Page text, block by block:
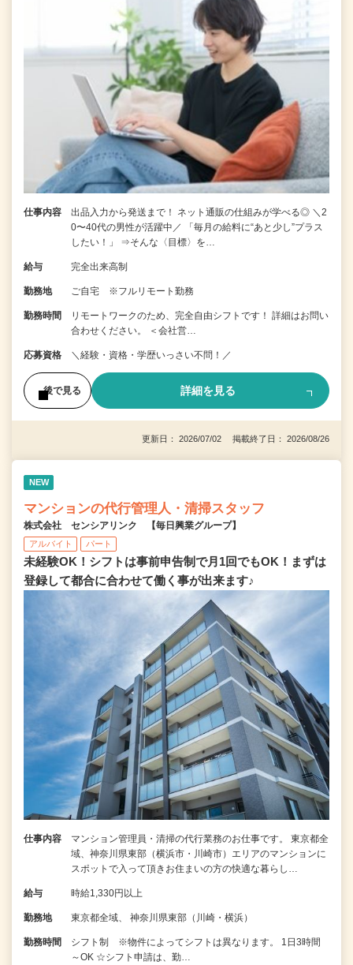
仕事内容
出品入力から発送まで！ ネット通販の仕組みが学べる◎ ＼2
0〜40代の男性が活躍中／ 「毎月の給料に“あと少し”プラス
したい！」 ⇒そんな〈目標〉を…
給与 完全出来高制
勤務地 ご自宅 ※フルリモート勤務
勤務時間
リモートワークのため、完全自由シフトです！ 詳細はお問い
合わせください。 ＜会社営…
応募資格 ＼経験・資格・学歴いっさい不問！／
後で見る 詳細を見る
更新日： 2026/07/02 掲載終了日： 2026/08/26
NEW
マンションの代行管理人・清掃スタッフ
株式会社 センシアリンク 【毎日興業グループ】
アルバイト パート
未経験OK！シフトは事前申告制で月1回でもOK！まずは
登録して都合に合わせて働く事が出来ます♪
仕事内容
マンション管理員・清掃の代行業務のお仕事です。 東京都全
域、神奈川県東部（横浜市・川崎市）エリアのマンションに
スポットで入って頂きお住まいの方の快適な暮らし…
給与 時給1,330円以上
勤務地 東京都全域、 神奈川県東部（川崎・横浜）
勤務時間
シフト制 ※物件によってシフトは異なります。 1日3時間
～OK ☆シフト申請は、勤…